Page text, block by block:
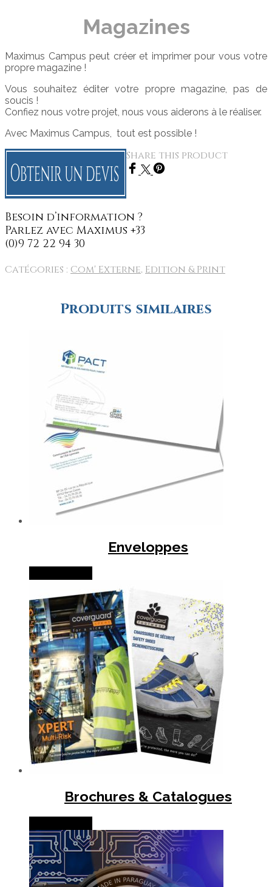
Magazines
Maximus Campus peut créer et imprimer pour vous votre
propre magazine !
Vous souhaitez éditer votre propre magazine, pas de
soucis !
Confiez nous votre projet, nous vous aiderons à le réaliser.
Avec Maximus Campus, tout est possible !
Share this product
Catégories : Com' Externe, Edition & Print
Produits similaires
Enveloppes
Brochures & Catalogues